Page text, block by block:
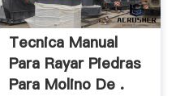
Tecnica Manual
Para Rayar Piedras
Para Molino De .